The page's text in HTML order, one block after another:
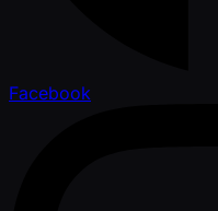
Facebook